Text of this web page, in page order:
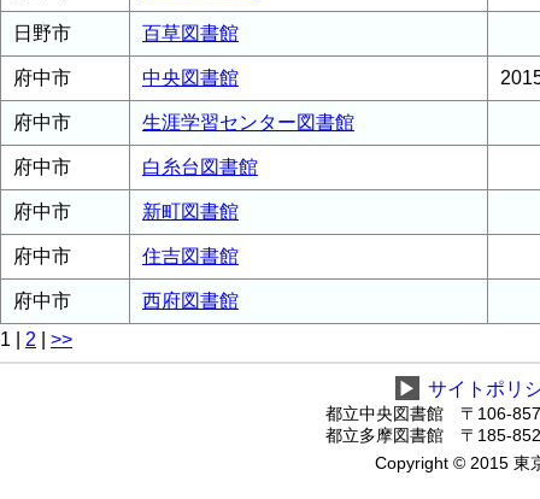
日野市 百草図書館
府中市 中央図書館
府中市 生涯学習センター図書館
府中市 白糸台図書館
府中市 新町図書館
府中市 住吉図書館
府中市
西府図書館
1
2 >>
▶ サイトポリ
都立中央図書館 〒106-
都立多摩図書館 〒185-
Copyright © 2015 東